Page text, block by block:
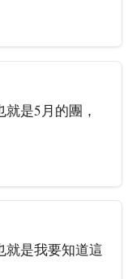
是5月的團，
就是我要知道這